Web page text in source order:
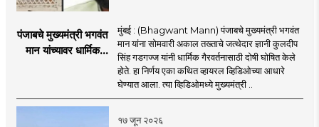
पंजाबचे मुख्यमंत्री भगवंत
मान यांच्यावर धार्मिक
खळबळ
मुंबई : (Bhagwant Mann) पंजाबचे मुख्यमंत्री भगवंत
मान यांना सोमवारी अकाल तख्ताचे जत्थेदार ज्ञानी कुलदीप
सिंह गडगज्ज यांनी धार्मिक गैरवर्तनासाठी दोषी घोषित केले
होते. हा निर्णय एका कथित व्हायरल व्हिडिओच्या आधारे
घेण्यात आला. त्या व्हिडिओमध्ये मुख्यमंत्री ..
१७ जून २०२६